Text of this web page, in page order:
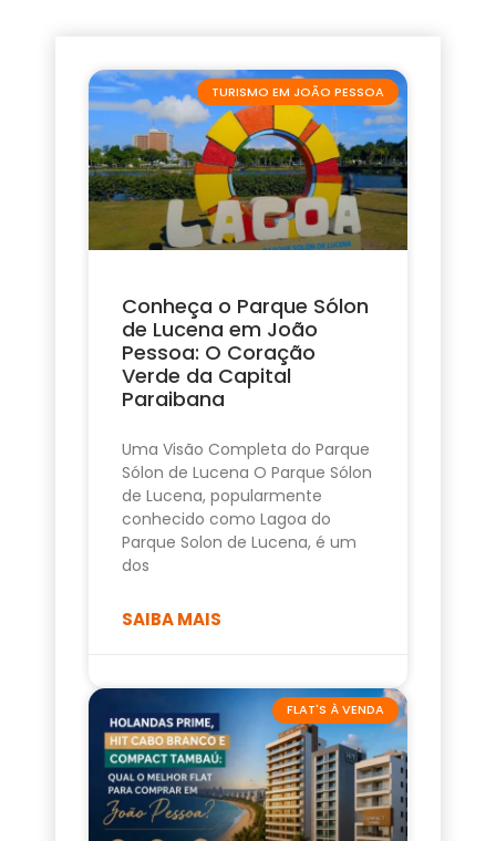
TURISMO EM JOÃO PESSOA
Conheça o Parque Sólon
de Lucena em João
Pessoa: O Coração
Verde da Capital
Paraibana
Uma Visão Completa do Parque
Sólon de Lucena O Parque Sólon
de Lucena, popularmente
conhecido como Lagoa do
Parque Solon de Lucena, é um
dos
SAIBA MAIS
FLAT'S À VENDA